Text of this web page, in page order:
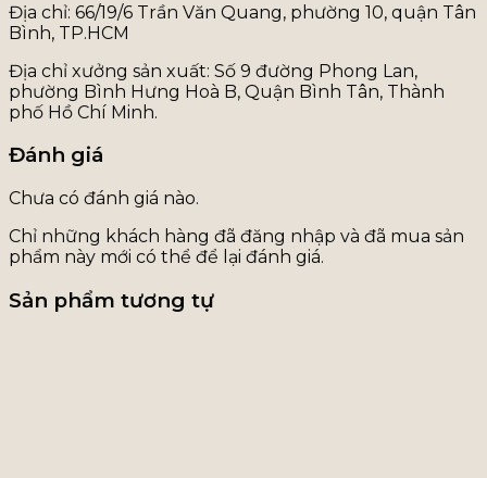
Địa chỉ: 66/19/6 Trần Văn Quang, phường 10, quận Tân
Bình, TP.HCM
Địa chỉ xưởng sản xuất: Số 9 đường Phong Lan,
phường Bình Hưng Hoà B, Quận Bình Tân, Thành
phố Hồ Chí Minh.
Đánh giá
Chưa có đánh giá nào.
Chỉ những khách hàng đã đăng nhập và đã mua sản
phẩm này mới có thể để lại đánh giá.
Sản phẩm tương tự